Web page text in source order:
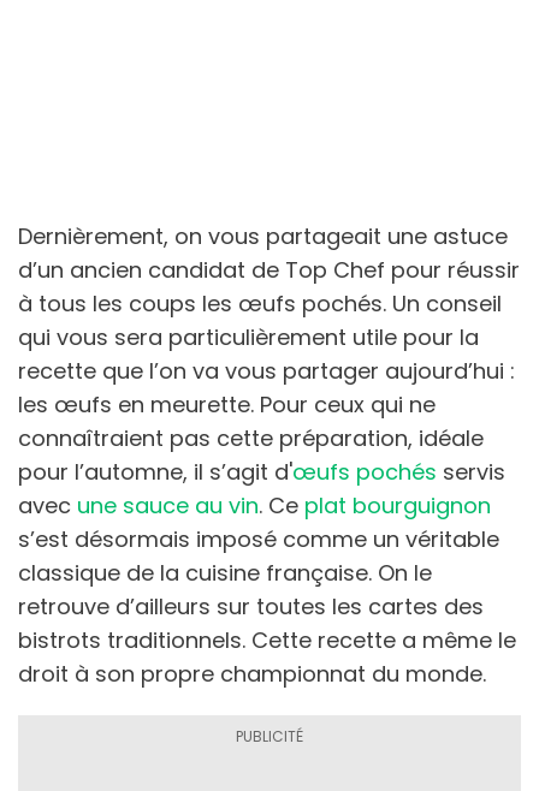
Dernièrement, on vous partageait une astuce
d’un ancien candidat de Top Chef pour réussir
à tous les coups les œufs pochés. Un conseil
qui vous sera particulièrement utile pour la
recette que l’on va vous partager aujourd’hui :
les œufs en meurette. Pour ceux qui ne
connaîtraient pas cette préparation, idéale
pour l’automne, il s’agit d'œufs pochés servis
avec une sauce au vin. Ce plat bourguignon
s’est désormais imposé comme un véritable
classique de la cuisine française. On le
retrouve d’ailleurs sur toutes les cartes des
bistrots traditionnels. Cette recette a même le
droit à son propre championnat du monde.